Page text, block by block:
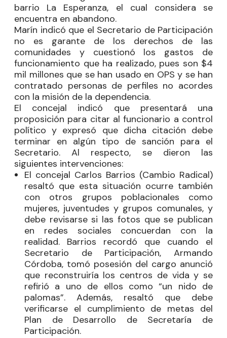
barrio La Esperanza, el cual considera se
encuentra en abandono.
Marín indicó que el Secretario de Participación
no es garante de los derechos de las
comunidades y cuestionó los gastos de
funcionamiento que ha realizado, pues son $4
mil millones que se han usado en OPS y se han
contratado personas de perfiles no acordes
con la misión de la dependencia.
El concejal indicó que presentará una
proposición para citar al funcionario a control
político y expresó que dicha citación debe
terminar en algún tipo de sanción para el
Secretario. Al respecto, se dieron las
siguientes intervenciones:
El concejal Carlos Barrios (Cambio Radical)
resaltó que esta situación ocurre también
con otros grupos poblacionales como
mujeres, juventudes y grupos comunales, y
debe revisarse si las fotos que se publican
en redes sociales concuerdan con la
realidad. Barrios recordó que cuando el
Secretario de Participación, Armando
Córdoba, tomó posesión del cargo anunció
que reconstruiría los centros de vida y se
refirió a uno de ellos como “un nido de
palomas”. Además, resaltó que debe
verificarse el cumplimiento de metas del
Plan de Desarrollo de Secretaría de
Participación.